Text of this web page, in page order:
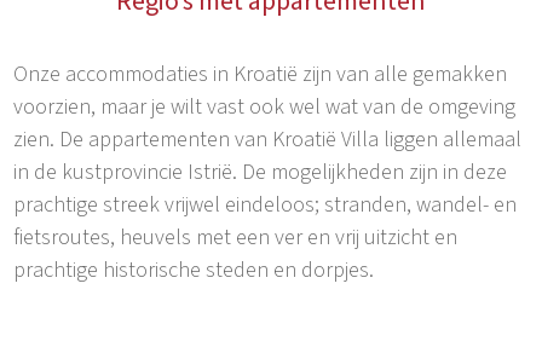
Onze accommodaties in Kroatië zijn van alle gemakken
voorzien, maar je wilt vast ook wel wat van de omgeving
zien. De appartementen van Kroatië Villa liggen allemaal
in de kustprovincie Istrië. De mogelijkheden zijn in deze
prachtige streek vrijwel eindeloos; stranden, wandel- en
fietsroutes, heuvels met een ver en vrij uitzicht en
prachtige historische steden en dorpjes.